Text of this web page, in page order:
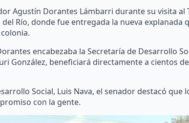
Agustín Dorantes Lámbarri durante su visita al
Río, donde fue entregada la nueva explanada
encabezaba la Secretaría de Desarrollo
González, beneficiará directamente a cientos
Social, Luis Nava, el senador destacó que
con la gente.